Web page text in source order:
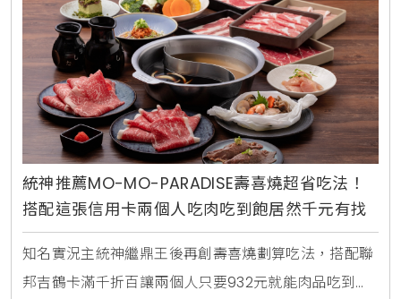
統神推薦MO-MO-PARADISE壽喜燒超省吃法！
搭配這張信用卡兩個人吃肉吃到飽居然千元有找
知名實況主統神繼鼎王後再創壽喜燒劃算吃法，搭配聯
邦吉鶴卡滿千折百讓兩個人只要932元就能肉品吃到